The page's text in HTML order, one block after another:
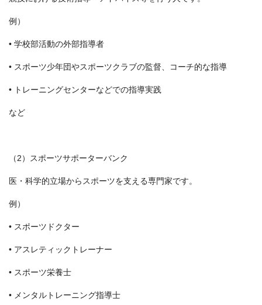
例）
• 学校部活動の外部指導者
• スポーツ少年団やスポーツクラブの監督、コーチ的な指導
• トレーニングセンターなどでの指導実践
など
（2）スポーツサポーターバンク
医・科学的立場からスポーツを支える専門家です。
例）
• スポーツドクター
• アスレティックトレーナー
• スポーツ栄養士
• メンタルトレーニング指導士